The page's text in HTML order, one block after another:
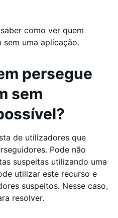
como ver quem
sem uma aplicação.
persegue
sem
de utilizadores que
Pode não
suspeitas utilizando uma
utilizar este recurso e
suspeitos. Nesse caso,
resolver.